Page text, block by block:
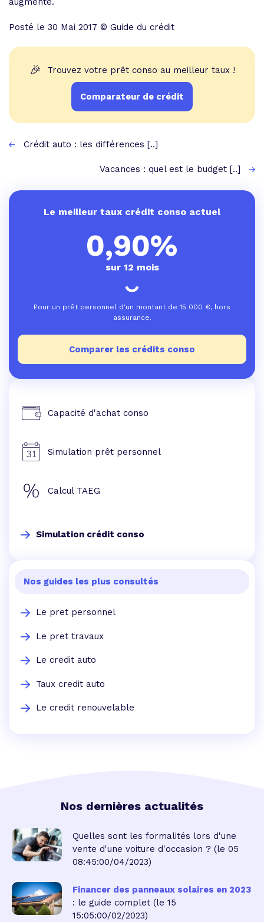
Posté le 30 Mai 2017 © Guide du crédit
🎉 Trouvez votre prêt conso au meilleur taux !
Comparateur de crédit
Crédit auto : les différences [..]
Vacances : quel est le budget [..]
Le meilleur taux crédit conso actuel
0,90%
sur 12 mois
Pour un prêt personnel d'un montant de 15 000 €, hors
assurance.
Comparer les crédits conso
Capacité d'achat conso
Simulation prêt personnel
Calcul TAEG
Simulation crédit conso
Nos guides les plus consultés
Le pret personnel
Le pret travaux
Le credit auto
Taux credit auto
Le credit renouvelable
Nos dernières actualités
Quelles sont les formalités lors d'une
vente d'une voiture d'occasion ? (le 05
08:45:00/04/2023)
Financer des panneaux solaires en 2023
: le guide complet (le 15
15:05:00/02/2023)